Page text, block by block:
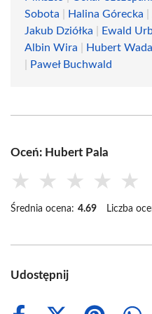
Sobota
Halina Górecka
Jakub Dziółka
Ewald
Albin Wira
Hubert
Paweł Buchwald
Oceń: Hubert Pala
★ ★ ★ ★ ★
Średnia ocena: 4.69 Liczba
Udostępnij